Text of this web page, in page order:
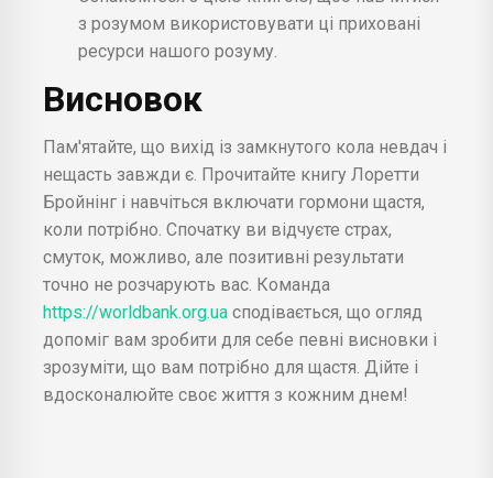
з розумом використовувати ці приховані
ресурси нашого розуму.
Висновок
Пам'ятайте, що вихід із замкнутого кола невдач і
нещасть завжди є. Прочитайте книгу Лоретти
Бройнінг і навчіться включати гормони щастя,
коли потрібно. Спочатку ви відчуєте страх,
смуток, можливо, але позитивні результати
точно не розчарують вас. Команда
https://worldbank.org.ua сподівається, що огляд
допоміг вам зробити для себе певні висновки і
зрозуміти, що вам потрібно для щастя. Дійте і
вдосконалюйте своє життя з кожним днем!